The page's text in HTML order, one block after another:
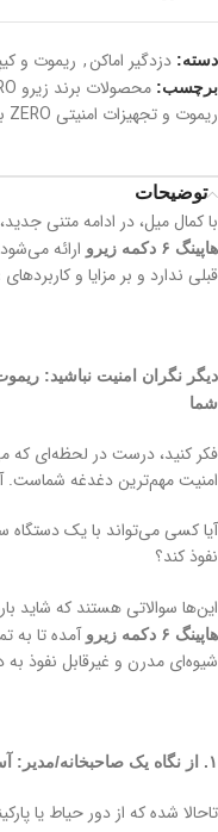
دسته: دزدگیر اماکن, ریموت و
برچسب:
ریموت و تجهیزات امنیتی ZERO با بهترین قیمت
توضیحات
با کمال میل، در ادامه متنی
هاپینگ ۶ دکمه زیرو
ارائه
قبلی ندارد و بر مزایا و
شما
فکر کنید، درست در لحظه‌ای که
امنیت مهم‌ترین دغدغه شماست.
آیا کسی می‌تواند با یک دستگاه
نفوذ کند؟
این‌ها سوالاتی هستند که شاید
هاپینگ ۶ دکمه زیرو
آمده تا به
شیوه‌ای مدرن و غیرقابل نفوذ به
۱. از نگاه یک صاحبخانه/مدیر: آسودگی خاطر هر روزه
تاحالا شده که از دور حیاط یا